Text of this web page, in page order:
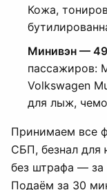
Кожа,
Минивэн —
пассажиров:
Volkswagen
для лыж,
Принимаем все
СБП, безнал для
без штрафа — за
Подаём за 30